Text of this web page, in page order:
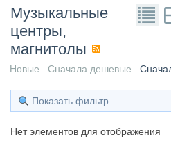
Музыкальные
центры,
магнитолы
Новые Сначала дешевые
Показать фильтр
Нет элементов для отображения